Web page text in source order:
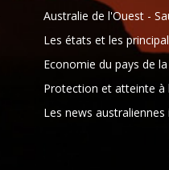
Australie de l'Ouest -
Les états et les
Economie du pays de
Protection et atteinte à
Les news australiennes